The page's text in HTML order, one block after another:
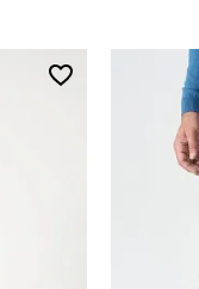
Размер
48